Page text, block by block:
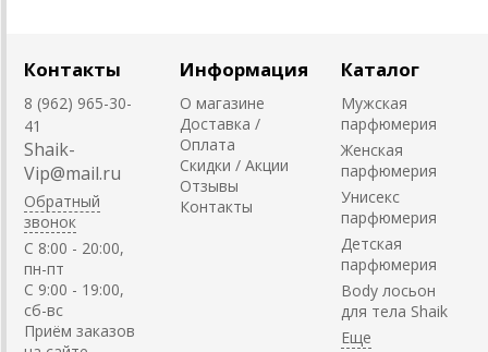
Контакты
8 (962) 965-30-
41
Shaik-
Vip@mail.ru
Обратный
звонок
C 8:00 - 20:00,
пн-пт
С 9:00 - 19:00,
сб-вс
Приём заказов
Информация
О магазине
Доставка /
Оплата
Скидки / Акции
Отзывы
Контакты
Каталог
Мужская
парфюмерия
Женская
парфюмерия
Унисекс
парфюмерия
Детская
парфюмерия
Body лосьон
для тела Shaik